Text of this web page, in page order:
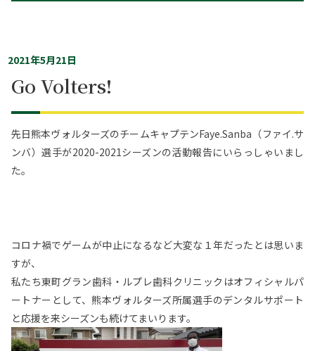
2021年5月21日
Go Volters!
先日熊本ヴォルターズのチームキャプテンFaye.Sanba（ファイ.サ
ンバ）選手が2020-2021シーズンの活動報告にいらっしゃいまし
た。
コロナ禍でゲームが中止になるなど大変な１年だったとは思いま
すが、
私たち東町グラン歯科・ルプレ歯科クリニックはオフィシャルパ
ートナーとして、熊本ヴォルターズ所属選手のデンタルサポート
と応援を来シーズンも続けてまいります。